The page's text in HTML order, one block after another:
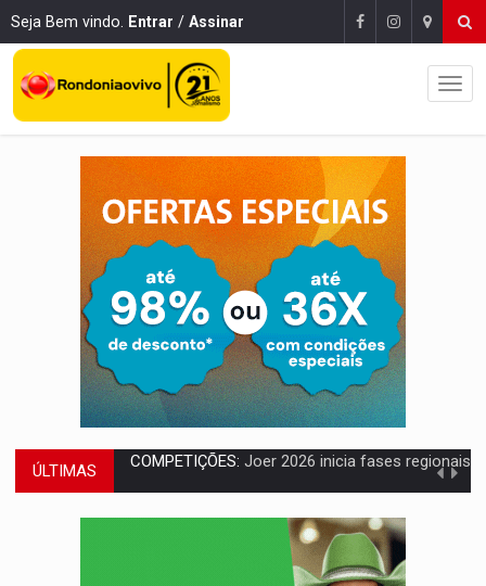
Seja Bem vindo. Entrar / Assinar
ÚLTIMAS PERIGO:Moradores denunciam escuridão e insegurança na Estrada
COLIGAÇÃO:Reabertura de ação no TSE pode resultar em cassação de prefeita
APAE Porto Velho abre inscrições para